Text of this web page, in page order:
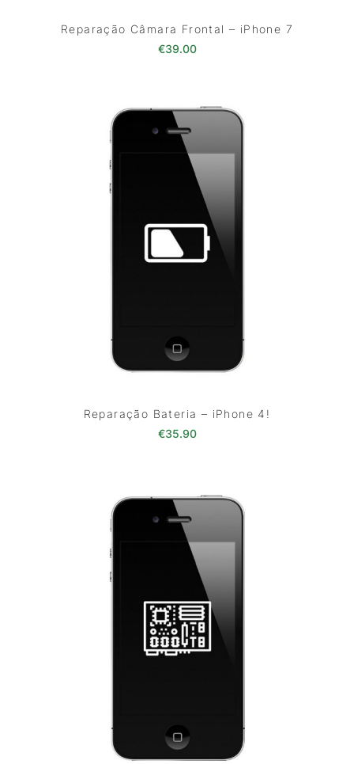
Reparação Câmara Frontal – iPhone 7
€39.00
Reparação Bateria – iPhone 4!
€35.90